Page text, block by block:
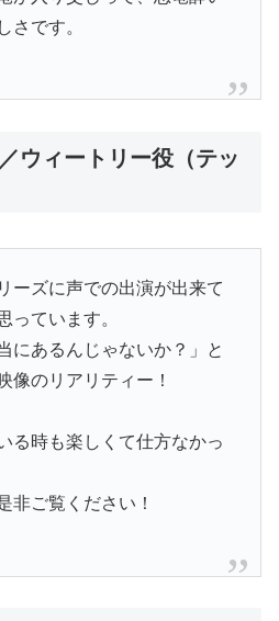
さです。
ウィートリー役（テッ
ーズに声での出演が出来て
っています。
にあるんじゃないか？」と
像のリアリティー！
る時も楽しくて仕方なかっ
非ご覧ください！